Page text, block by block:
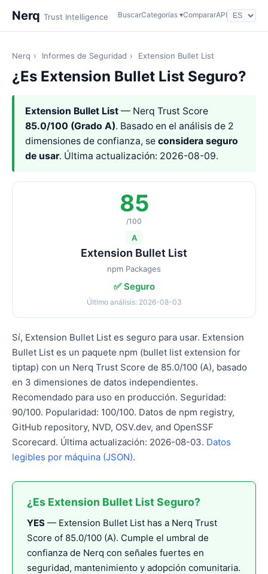
Nerq Trust Intelligence BuscarCategorías ▾CompararAPI
Nerq › Informes de Seguridad › Extension Bullet List
¿Es Extension Bullet List Seguro?
Extension Bullet List — Nerq Trust Score
85.0/100 (Grado A). Basado en el análisis de 2
dimensiones de confianza, se considera seguro
de usar. Última actualización: 2026-08-09.
85
/100
A
Extension Bullet List
npm Packages
✅ Seguro
Último análisis: 2026-08-03
Sí, Extension Bullet List es seguro para usar. Extension
Bullet List es un paquete npm (bullet list extension for
tiptap) con un Nerq Trust Score de 85.0/100 (A), basado
en 3 dimensiones de datos independientes.
Recomendado para uso en producción. Seguridad:
90/100. Popularidad: 100/100. Datos de npm registry,
GitHub repository, NVD, OSV.dev, and OpenSSF
Scorecard. Última actualización: 2026-08-03. Datos
legibles por máquina (JSON).
¿Es Extension Bullet List Seguro?
YES — Extension Bullet List has a Nerq Trust
Score of 85.0/100 (A). Cumple el umbral de
confianza de Nerq con señales fuertes en
seguridad, mantenimiento y adopción comunitaria.